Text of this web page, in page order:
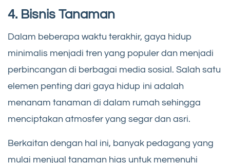
4. Bisnis Tanaman
Dalam beberapa waktu terakhir, gaya hidup
minimalis menjadi tren yang populer dan menjadi
perbincangan di berbagai media sosial. Salah satu
elemen penting dari gaya hidup ini adalah
menanam tanaman di dalam rumah sehingga
menciptakan atmosfer yang segar dan asri.
Berkaitan dengan hal ini, banyak pedagang yang
mulai menjual tanaman hias untuk memenuhi